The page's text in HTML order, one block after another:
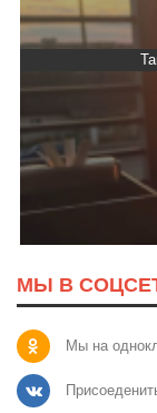
МЫ В
Мы на